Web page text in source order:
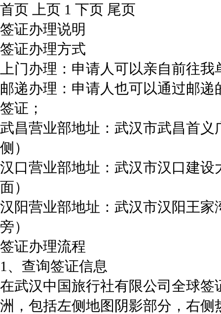
首页
上页 1 下页 尾页
签证办理说明
签证办理方式
上门办理：申请人可以亲自前往
邮递办理：申请人也可以通过邮
签证；
武昌营业部地址：武汉市武昌首
侧）
汉口营业部地址：武汉市汉口建
面）
汉阳营业部地址：武汉市汉阳王
旁）
签证办理流程
1、查询签证信息
在武汉中国旅行社有限公司全球
洲，包括左侧地图阴影部分，右